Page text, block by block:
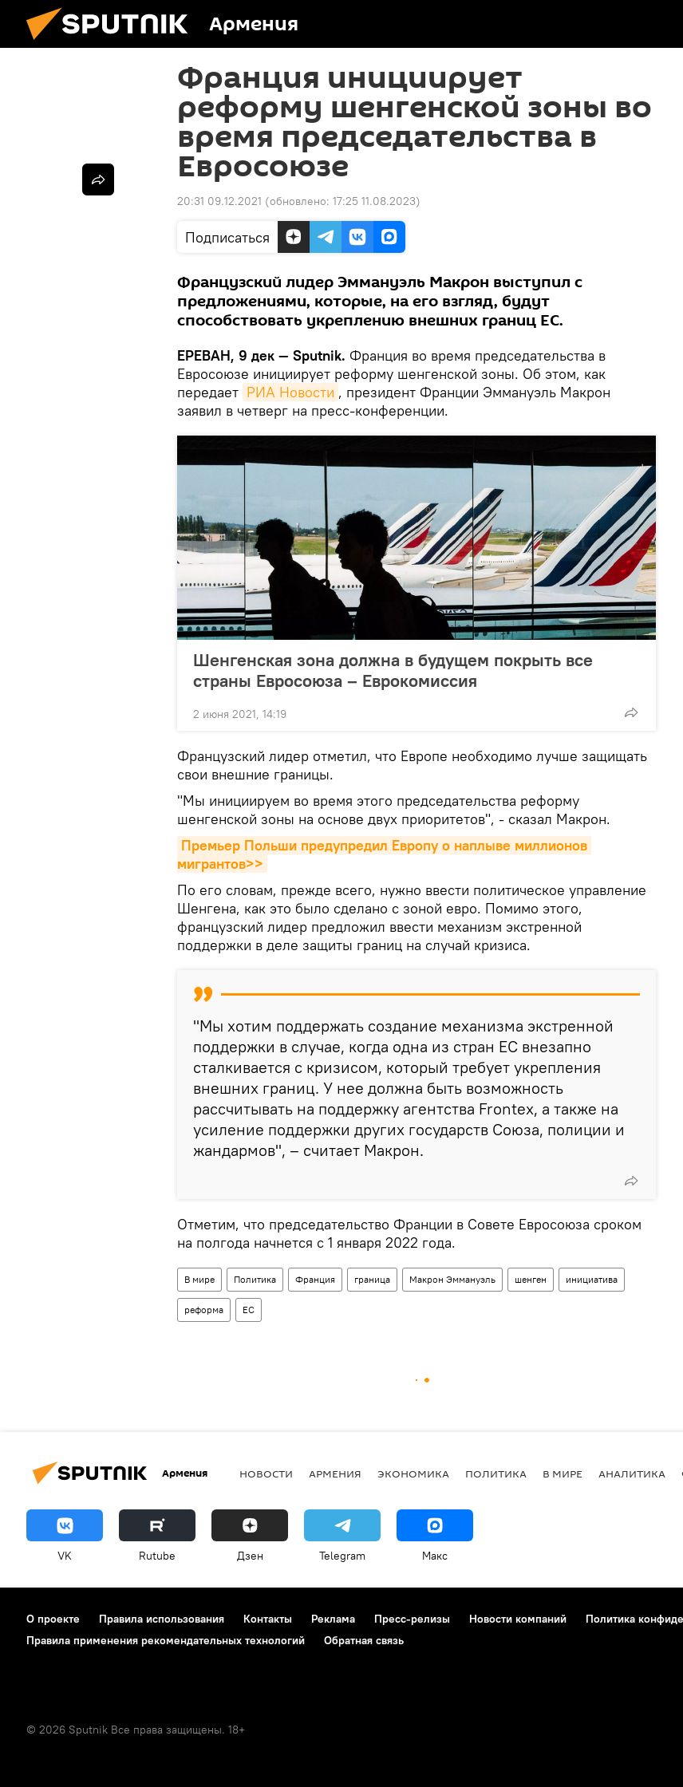
Армения
Франция инициирует
реформу шенгенской зоны во
время председательства в
Евросоюзе
20:31 09.12.2021 (обновлено: 17:25 11.08.2023)
Подписаться
Французский лидер Эммануэль Макрон выступил с
предложениями, которые, на его взгляд, будут
способствовать укреплению внешних границ ЕС.
ЕРЕВАН, 9 дек — Sputnik. Франция во время председательства в
Евросоюзе инициирует реформу шенгенской зоны. Об этом, как
передает РИА Новости , президент Франции Эммануэль Макрон
заявил в четверг на пресс-конференции.
Шенгенская зона должна в будущем покрыть все
страны Евросоюза – Еврокомиссия
2 июня 2021, 14:19
Французский лидер отметил, что Европе необходимо лучше защищать
свои внешние границы.
"Мы инициируем во время этого председательства реформу
шенгенской зоны на основе двух приоритетов", - сказал Макрон.
Премьер Польши предупредил Европу о наплыве миллионов
мигрантов>>
По его словам, прежде всего, нужно ввести политическое управление
Шенгена, как это было сделано с зоной евро. Помимо этого,
французский лидер предложил ввести механизм экстренной
поддержки в деле защиты границ на случай кризиса.
"Мы хотим поддержать создание механизма экстренной
поддержки в случае, когда одна из стран ЕС внезапно
сталкивается с кризисом, который требует укрепления
внешних границ. У нее должна быть возможность
рассчитывать на поддержку агентства Frontex, а также на
усиление поддержки других государств Союза, полиции и
жандармов", – считает Макрон.
Отметим, что председательство Франции в Совете Евросоюза сроком
на полгода начнется с 1 января 2022 года.
В мире Политика Франция граница Макрон Эммануэль шенген инициатива
реформа ЕС
Армения НОВОСТИ АРМЕНИЯ ЭКОНОМИКА ПОЛИТИКА В МИРЕ АНАЛИТИКА
VK Rutube Дзен Telegram Макс
О проекте Правила использования Контакты Реклама Пресс-релизы Новости компаний Политика
Правила применения рекомендательных технологий
Обратная связь
© 2026 Sputnik Все права защищены. 18+